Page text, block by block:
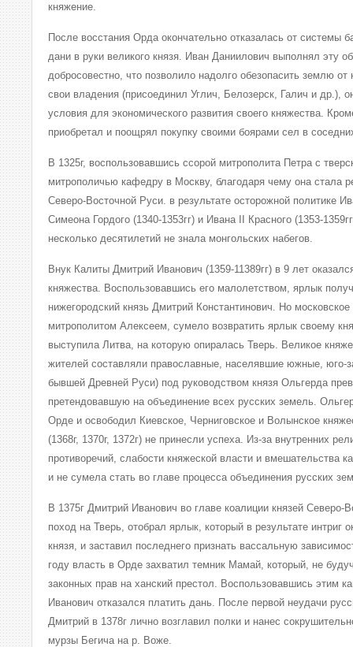
княжение.
После восстания Орда окончательно отказалась от системы
дани в руки великого князя. Иван Даниилович выполнял эту
добросовестно, что позволило надолго обезопасить землю
свои владения (присоединил Углич, Белозерск, Галич и др.),
условия для экономического развития своего княжества.
приобретал и поощрял покупку своими боярами сел в
В 1325г, воспользовавшись ссорой митрополита Петра с
митрополичью кафедру в Москву, благодаря чему она стала
Северо-Восточной Руси. в результате осторожной политике
Симеона Гордого (1340-1353гг) и Ивана II Красного (1353-
несколько десятилетий не знала монгольских набегов.
Внук Калиты Дмитрий Иванович (1359-11389гг) в 9 лет
княжества. Воспользовавшись его малолетством, ярлык
нижегородский князь Дмитрий Константинович. Но
митрополитом Алексеем, сумело возвратить ярлык своему
выступила Литва, на которую опиралась Тверь. Великое
жителей составляли православные, населявшие южные, юго-
бывшей Древней Руси) под руководством князя Ольгерда
претендовавшую на объединение всех русских земель.
Орде и освободил Киевское, Черниговское и Волынское
(1368г, 1370г, 1372г) не принесли успеха. Из-за внутренних
противоречий, слабости княжеской власти и вмешательства
и не сумела стать во главе процесса объединения русских
В 1375г Дмитрий Иванович во главе коалиции князей Северо-
поход на Тверь, отобрал ярлык, который в результате интриг
князя, и заставил последнего признать вассальную
году власть в Орде захватил темник Мамай, который, не
законных прав на ханский престол. Воспользовавшись этим
Иванович отказался платить дань. После первой неудачи
Дмитрий в 1378г лично возглавил полки и нанес
мурзы Бегича на р. Воже.